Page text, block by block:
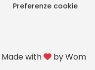
Preferenze cookie
with byWom